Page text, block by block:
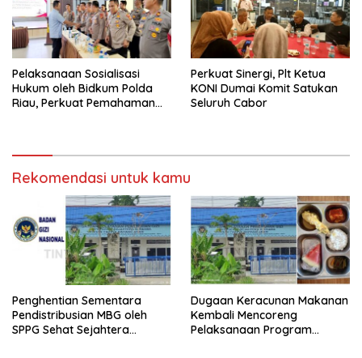
Pelaksanaan Sosialisasi
Hukum oleh Bidkum Polda
Riau, Perkuat Pemahaman
Perkuat Sinergi, Plt Ketua
KONI Dumai Komit Satukan
Seluruh Cabor
Rekomendasi untuk kamu
Penghentian Sementara
Pendistribusian MBG oleh
SPPG Sehat Sejahtera
Dugaan Keracunan Makanan
Kembali Mencoreng
Pelaksanaan Program